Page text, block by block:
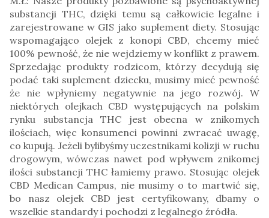
substancji THC, dzięki temu są całkowicie legalne i
zarejestrowane w GIS jako suplement diety. Stosując
wspomagająco olejek z konopi CBD, chcemy mieć
100% pewność, że nie wejdziemy w konflikt z prawem.
Sprzedając produkty rodzicom, którzy decydują się
podać taki suplement dziecku, musimy mieć pewność
że nie wpłyniemy negatywnie na jego rozwój. W
niektórych olejkach CBD występujących na polskim
rynku substancja THC jest obecna w znikomych
ilościach, więc konsumenci powinni zwracać uwagę,
co kupują. Jeżeli bylibyśmy uczestnikami kolizji w ruchu
drogowym, wówczas nawet pod wpływem znikomej
ilości substancji THC łamiemy prawo. Stosując olejek
CBD Medican Campus, nie musimy o to martwić się,
bo nasz olejek CBD jest certyfikowany, dbamy o
wszelkie standardy i pochodzi z legalnego źródła.